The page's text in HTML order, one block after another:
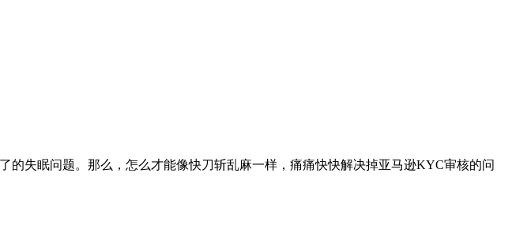
的失眠问题。那么，怎么才能像快刀斩乱麻一样，痛痛快快解决掉亚马逊KYC审核的问